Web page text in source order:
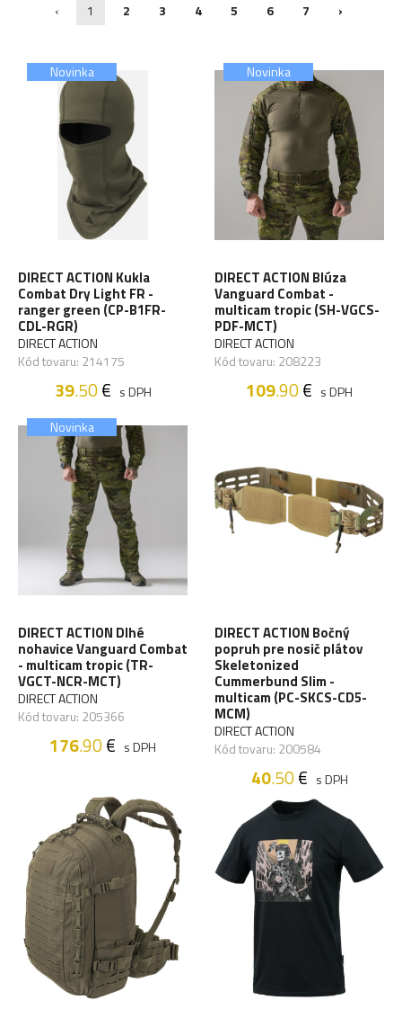
‹ 1 2 3 4 5 6 7 ›
Novinka
DIRECT ACTION Kukla
Combat Dry Light FR -
ranger green (CP-B1FR-
CDL-RGR)
DIRECT ACTION
Kód tovaru: 214175
39.50€ s DPH
Novinka
DIRECT ACTION Blúza
Vanguard Combat -
multicam tropic (SH-VGCS-
PDF-MCT)
DIRECT ACTION
Kód tovaru: 208223
109.90€ s DPH
Novinka
DIRECT ACTION Dlhé
nohavice Vanguard Combat
- multicam tropic (TR-
VGCT-NCR-MCT)
DIRECT ACTION
Kód tovaru: 205366
176.90€ s DPH
DIRECT ACTION Bočný
popruh pre nosič plátov
Skeletonized
Cummerbund Slim -
multicam (PC-SKCS-CD5-
MCM)
DIRECT ACTION
Kód tovaru: 200584
40.50€ s DPH